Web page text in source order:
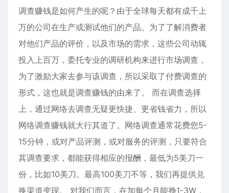
调查赚钱是如何产生的呢？由于全球每天都有成千上
万的公司在生产或测试他们的产品。为了了解消费者
对他们产品的评价，以及市场的需求，这些公司动辄
投入上百万，委托专业的调研机构来进行市场调查，
为了激励大家去参与该调查，所以采取了付费调查的
形式，这也就是调查赚钱的由来了。 而在调查选择
上，通过网络去调查无疑更快捷、更省钱省力，所以
网络调查赚钱就大行其道了。网络调查通常花费您5-
15分钟，或对产品评测，或对服务的评测，只要符合
其调查要求，都能获得相应的报酬，最低为5美刀一
份，比如10美刀。最高100美刀不等，我们再提供兑
换渠道变现。 对我们而言，在加每个月能挣1-3W，